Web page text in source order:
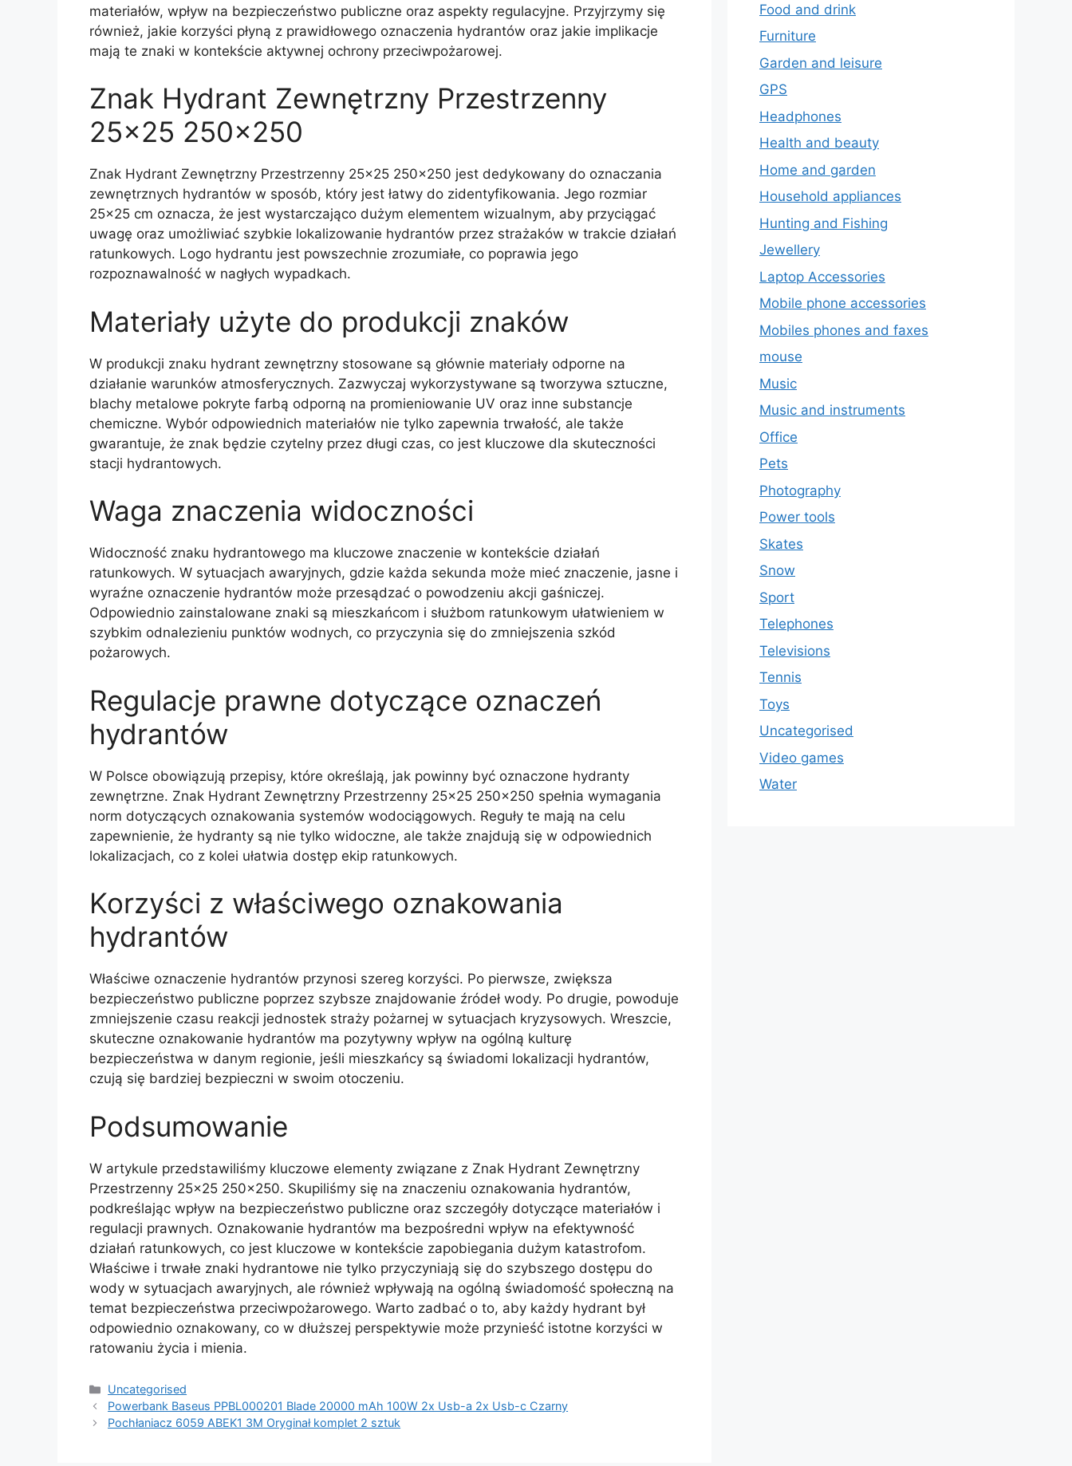
materiałów, wpływ na bezpieczeństwo publiczne oraz aspekty regulacyjne. Przyjrzymy się
również, jakie korzyści płyną z prawidłowego oznaczenia hydrantów oraz jakie implikacje
mają te znaki w kontekście aktywnej ochrony przeciwpożarowej.
Znak Hydrant Zewnętrzny Przestrzenny
25×25 250×250
Znak Hydrant Zewnętrzny Przestrzenny 25×25 250×250 jest dedykowany do oznaczania
zewnętrznych hydrantów w sposób, który jest łatwy do zidentyfikowania. Jego rozmiar
25×25 cm oznacza, że jest wystarczająco dużym elementem wizualnym, aby przyciągać
uwagę oraz umożliwiać szybkie lokalizowanie hydrantów przez strażaków w trakcie działań
ratunkowych. Logo hydrantu jest powszechnie zrozumiałe, co poprawia jego
rozpoznawalność w nagłych wypadkach.
Materiały użyte do produkcji znaków
W produkcji znaku hydrant zewnętrzny stosowane są głównie materiały odporne na
działanie warunków atmosferycznych. Zazwyczaj wykorzystywane są tworzywa sztuczne,
blachy metalowe pokryte farbą odporną na promieniowanie UV oraz inne substancje
chemiczne. Wybór odpowiednich materiałów nie tylko zapewnia trwałość, ale także
gwarantuje, że znak będzie czytelny przez długi czas, co jest kluczowe dla skuteczności
stacji hydrantowych.
Waga znaczenia widoczności
Widoczność znaku hydrantowego ma kluczowe znaczenie w kontekście działań
ratunkowych. W sytuacjach awaryjnych, gdzie każda sekunda może mieć znaczenie, jasne i
wyraźne oznaczenie hydrantów może przesądzać o powodzeniu akcji gaśniczej.
Odpowiednio zainstalowane znaki są mieszkańcom i służbom ratunkowym ułatwieniem w
szybkim odnalezieniu punktów wodnych, co przyczynia się do zmniejszenia szkód
pożarowych.
Regulacje prawne dotyczące oznaczeń
hydrantów
W Polsce obowiązują przepisy, które określają, jak powinny być oznaczone hydranty
zewnętrzne. Znak Hydrant Zewnętrzny Przestrzenny 25×25 250×250 spełnia wymagania
norm dotyczących oznakowania systemów wodociągowych. Reguły te mają na celu
zapewnienie, że hydranty są nie tylko widoczne, ale także znajdują się w odpowiednich
lokalizacjach, co z kolei ułatwia dostęp ekip ratunkowych.
Korzyści z właściwego oznakowania
hydrantów
Właściwe oznaczenie hydrantów przynosi szereg korzyści. Po pierwsze, zwiększa
bezpieczeństwo publiczne poprzez szybsze znajdowanie źródeł wody. Po drugie, powoduje
zmniejszenie czasu reakcji jednostek straży pożarnej w sytuacjach kryzysowych. Wreszcie,
skuteczne oznakowanie hydrantów ma pozytywny wpływ na ogólną kulturę
bezpieczeństwa w danym regionie, jeśli mieszkańcy są świadomi lokalizacji hydrantów,
czują się bardziej bezpieczni w swoim otoczeniu.
Podsumowanie
W artykule przedstawiliśmy kluczowe elementy związane z Znak Hydrant Zewnętrzny
Przestrzenny 25×25 250×250. Skupiliśmy się na znaczeniu oznakowania hydrantów,
podkreślając wpływ na bezpieczeństwo publiczne oraz szczegóły dotyczące materiałów i
regulacji prawnych. Oznakowanie hydrantów ma bezpośredni wpływ na efektywność
działań ratunkowych, co jest kluczowe w kontekście zapobiegania dużym katastrofom.
Właściwe i trwałe znaki hydrantowe nie tylko przyczyniają się do szybszego dostępu do
wody w sytuacjach awaryjnych, ale również wpływają na ogólną świadomość społeczną na
temat bezpieczeństwa przeciwpożarowego. Warto zadbać o to, aby każdy hydrant był
odpowiednio oznakowany, co w dłuższej perspektywie może przynieść istotne korzyści w
ratowaniu życia i mienia.
Kategorie
Uncategorised
Powerbank Baseus PPBL000201 Blade 20000 mAh 100W 2x Usb-a 2x Usb-c Czarny
Pochłaniacz 6059 ABEK1 3M Oryginał komplet 2 sztuk
Food and drink
Furniture
Garden and leisure
GPS
Headphones
Health and beauty
Home and garden
Household appliances
Hunting and Fishing
Jewellery
Laptop Accessories
Mobile phone accessories
Mobiles phones and faxes
mouse
Music
Music and instruments
Office
Pets
Photography
Power tools
Skates
Snow
Sport
Telephones
Televisions
Tennis
Toys
Uncategorised
Video games
Water